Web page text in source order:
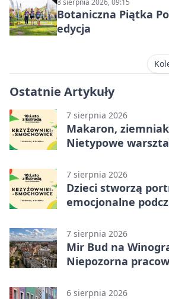
8 sierpnia 2026, 09:15
Botaniczna Piątka
edycja
Ostatnie Artykuły
7 sierpnia 2026
Makaron,
Nietypowe
7 sierpnia 2026
Dzieci stworzą
emocjonalne
7 sierpnia 2026
Mir Bud na
Niepozorna
6 sierpnia 2026